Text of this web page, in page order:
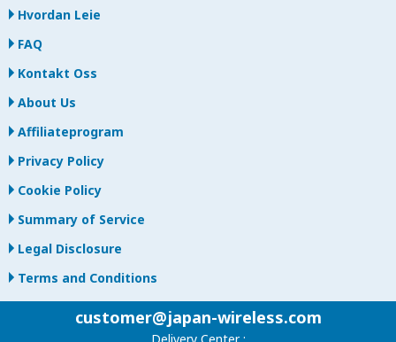
Hvordan Leie
FAQ
Kontakt Oss
About Us
Affiliateprogram
Privacy Policy
Cookie Policy
Summary of Service
Legal Disclosure
Terms and Conditions
customer@japan-wireless.com